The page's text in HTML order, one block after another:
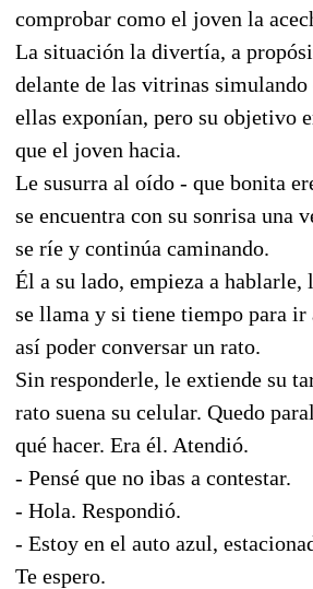
comprobar como el joven la
La situación la divertía, a
delante de las vitrinas
ellas exponían, pero su objetivo
que el joven hacia.
Le susurra al oído - que bonita
se encuentra con su sonrisa una
se ríe y continúa caminando.
Él a su lado, empieza a hablarle,
se llama y si tiene tiempo para ir
así poder conversar un rato.
Sin responderle, le extiende su
rato suena su celular. Quedo
qué hacer. Era él. Atendió.
- Pensé que no ibas a contestar.
- Hola. Respondió.
- Estoy en el auto azul,
Te espero.